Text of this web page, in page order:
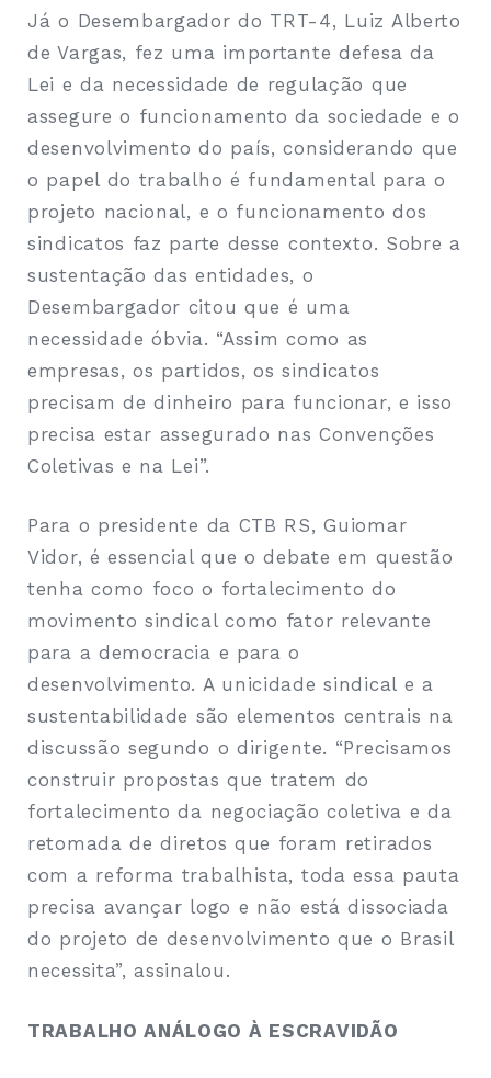
Já o Desembargador do TRT-4, Luiz Alberto
de Vargas, fez uma importante defesa da
Lei e da necessidade de regulação que
assegure o funcionamento da sociedade e o
desenvolvimento do país, considerando que
o papel do trabalho é fundamental para o
projeto nacional, e o funcionamento dos
sindicatos faz parte desse contexto. Sobre a
sustentação das entidades, o
Desembargador citou que é uma
necessidade óbvia. “Assim como as
empresas, os partidos, os sindicatos
precisam de dinheiro para funcionar, e isso
precisa estar assegurado nas Convenções
Coletivas e na Lei”.
Para o presidente da CTB RS, Guiomar
Vidor, é essencial que o debate em questão
tenha como foco o fortalecimento do
movimento sindical como fator relevante
para a democracia e para o
desenvolvimento. A unicidade sindical e a
sustentabilidade são elementos centrais na
discussão segundo o dirigente. “Precisamos
construir propostas que tratem do
fortalecimento da negociação coletiva e da
retomada de diretos que foram retirados
com a reforma trabalhista, toda essa pauta
precisa avançar logo e não está dissociada
do projeto de desenvolvimento que o Brasil
necessita”, assinalou.
TRABALHO ANÁLOGO À ESCRAVIDÃO